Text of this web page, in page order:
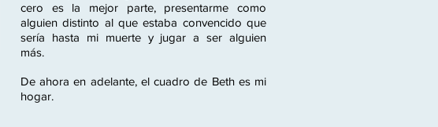
cero es la mejor parte, presentarme como
alguien distinto al que estaba convencido que
sería hasta mi muerte y jugar a ser alguien
más.
De ahora en adelante, el cuadro de Beth es mi
hogar.